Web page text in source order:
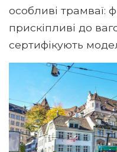
особливі трамваї:
прискіпливі до
сертифікують